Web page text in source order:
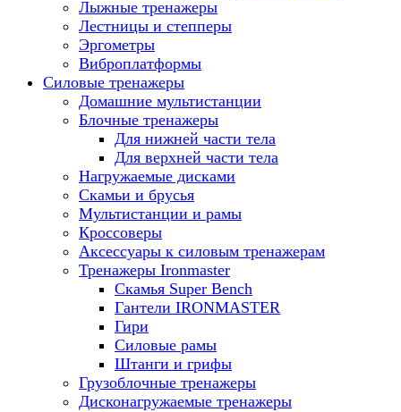
Лыжные тренажеры
Лестницы и степперы
Эргометры
Виброплатформы
Силовые тренажеры
Домашние мультистанции
Блочные тренажеры
Для нижней части тела
Для верхней части тела
Нагружаемые дисками
Скамьи и брусья
Мультистанции и рамы
Кроссоверы
Аксессуары к силовым тренажерам
Тренажеры Ironmaster
Скамья Super Bench
Гантели IRONMASTER
Гири
Силовые рамы
Штанги и грифы
Грузоблочные тренажеры
Дисконагружаемые тренажеры